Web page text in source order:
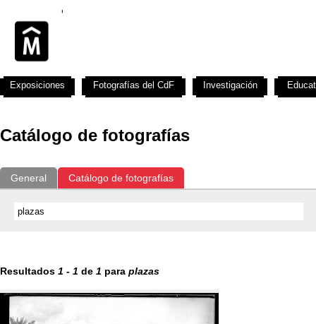
Catálogo de fotografías
General Catálogo de fotografías
Resultados 1 - 1 de 1 para plazas
Exposiciones Fotografías del CdF Investigación